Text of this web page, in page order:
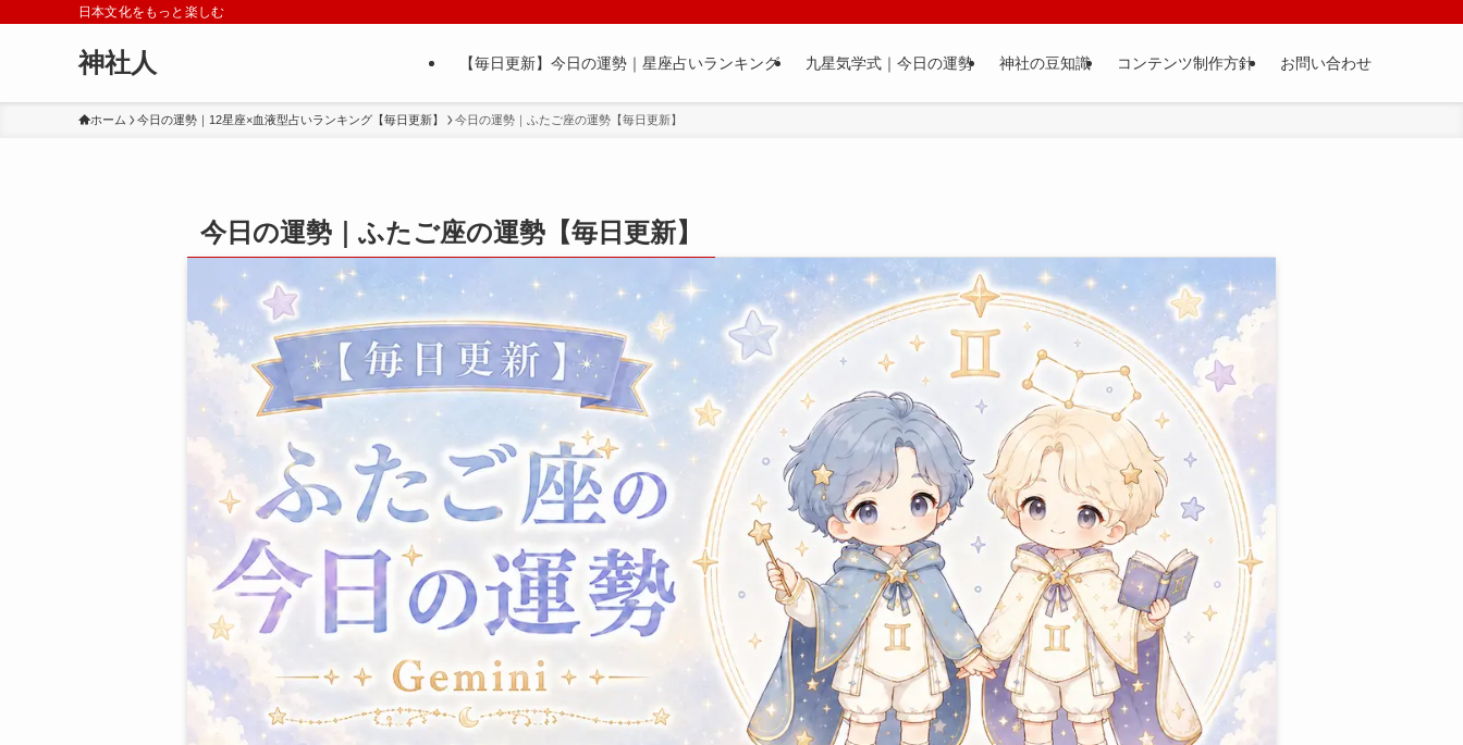
日本文化をもっと楽しむ
神社人 【毎日更新】今日の運勢｜星座占いランキング 九星気学式｜今日の運勢 神社の豆知識 コンテンツ制作方針 お問い合わせ
ホーム 今日の運勢｜12星座×血液型占いランキング【毎日更新】 今日の運勢｜ふたご座の運勢【毎日更新】
今日の運勢｜ふたご座の運勢【毎日更新】